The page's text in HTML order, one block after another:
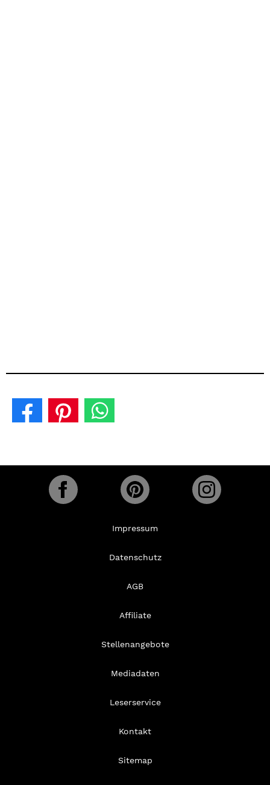
Impressum
Datenschutz
AGB
Affiliate
Stellenangebote
Mediadaten
Leserservice
Kontakt
Sitemap